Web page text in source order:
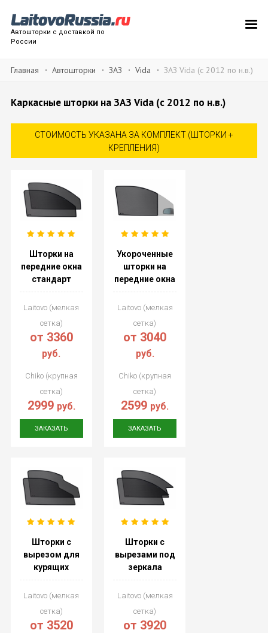
Автошторки с доставкой по
России
Главная Автошторки ЗАЗ Vida ЗАЗ Vida (с 2012 по н.в.)
Каркасные шторки на ЗАЗ Vida (с 2012 по н.в.)
СТОИМОСТЬ УКАЗАНА ЗА КОМПЛЕКТ (ШТОРКИ +
КРЕПЛЕНИЯ)
Шторки на
передние окна
стандарт
Laitovo (мелкая
сетка)
от 3360
руб.
Chiko (крупная
сетка)
2999 руб.
ЗАКАЗАТЬ
Укороченные
шторки на
передние окна
Laitovo (мелкая
сетка)
от 3040
руб.
Chiko (крупная
сетка)
2599 руб.
ЗАКАЗАТЬ
Шторки с
вырезом для
курящих
Laitovo (мелкая
сетка)
от 3520
Шторки с
вырезами под
зеркала
Laitovo (мелкая
сетка)
от 3920